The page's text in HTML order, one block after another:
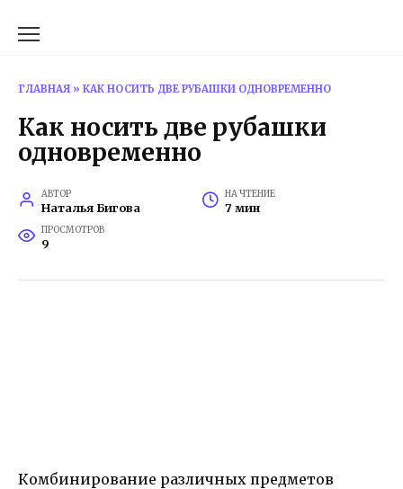
ГЛАВНАЯ » КАК НОСИТЬ ДВЕ РУБАШКИ ОДНОВРЕМЕННО
Как носить две рубашки
одновременно
АВТОР
Наталья Бигова
НА ЧТЕНИЕ
7 мин
ПРОСМОТРОВ
9
Комбинирование различных предметов